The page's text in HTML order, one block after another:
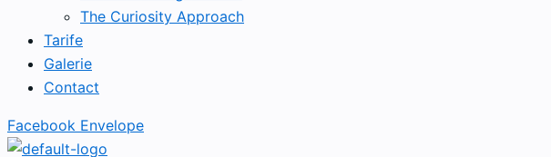
The Curiosity Approach
Tarife
Galerie
Contact
Facebook Envelope